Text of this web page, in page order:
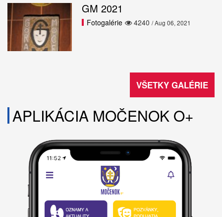
GM 2021
4240
Fotogalérie / Aug 06, 2021
VŠETKY GALÉRIE
APLIKÁCIA MOČENOK O+